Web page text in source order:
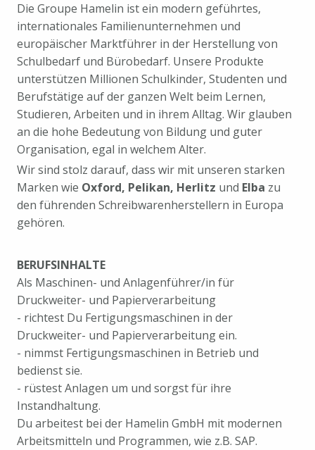
Die Groupe Hamelin ist ein modern geführtes,
internationales Familienunternehmen und
europäischer Marktführer in der Herstellung von
Schulbedarf und Bürobedarf. Unsere Produkte
unterstützen Millionen Schulkinder, Studenten und
Berufstätige auf der ganzen Welt beim Lernen,
Studieren, Arbeiten und in ihrem Alltag. Wir glauben
an die hohe Bedeutung von Bildung und guter
Organisation, egal in welchem Alter.
Wir sind stolz darauf, dass wir mit unseren starken
Marken wie Oxford, Pelikan, Herlitz und Elba zu
den führenden Schreibwarenherstellern in Europa
gehören.
BERUFSINHALTE
Als Maschinen- und Anlagenführer/in für
Druckweiter- und Papierverarbeitung
- richtest Du Fertigungsmaschinen in der
Druckweiter- und Papierverarbeitung ein.
- nimmst Fertigungsmaschinen in Betrieb und
bedienst sie.
- rüstest Anlagen um und sorgst für ihre
Instandhaltung.
Du arbeitest bei der Hamelin GmbH mit modernen
Arbeitsmitteln und Programmen, wie z.B. SAP.